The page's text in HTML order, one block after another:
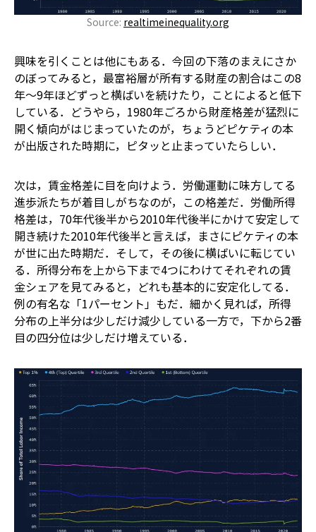
Source: realtimeinequality.org
興味を引くことは他にもある．今回の下落のまえにさか
のぼってみると，最富裕層が所有する財産の割合はこの8
年～9年ほどずっと横ばいを続けたり，ことによると低下
している．どうやら，1980年ごろから財産格差が猛烈に
開く傾向がはじまっていたのが，ちょうどピケティの本
が出版された時期に，ピタッと止まっていたらしい．
次は，賃金格差に目を向けよう．労働運動に味方してる
進歩派たちが着目しがちなのが，この格差だ．労働所得
格差は，70年代後半から2010年代後半にかけて安定して
開き続けた――2010年代後半と言えば，まさにピケティの本
が世に出た時期だ．そして，その後に横ばいに転じてい
る．所得分布を上から下まで4つにわけてそれぞれの賃
金シェアを見てみると，どれも基本的に安定化してる．
例の有名な「1パーセント」もだ．細かく見れば，所得
分布の上半分は少しだけ減少している一方で，下から2番
目の四分位は少しだけ増えている．